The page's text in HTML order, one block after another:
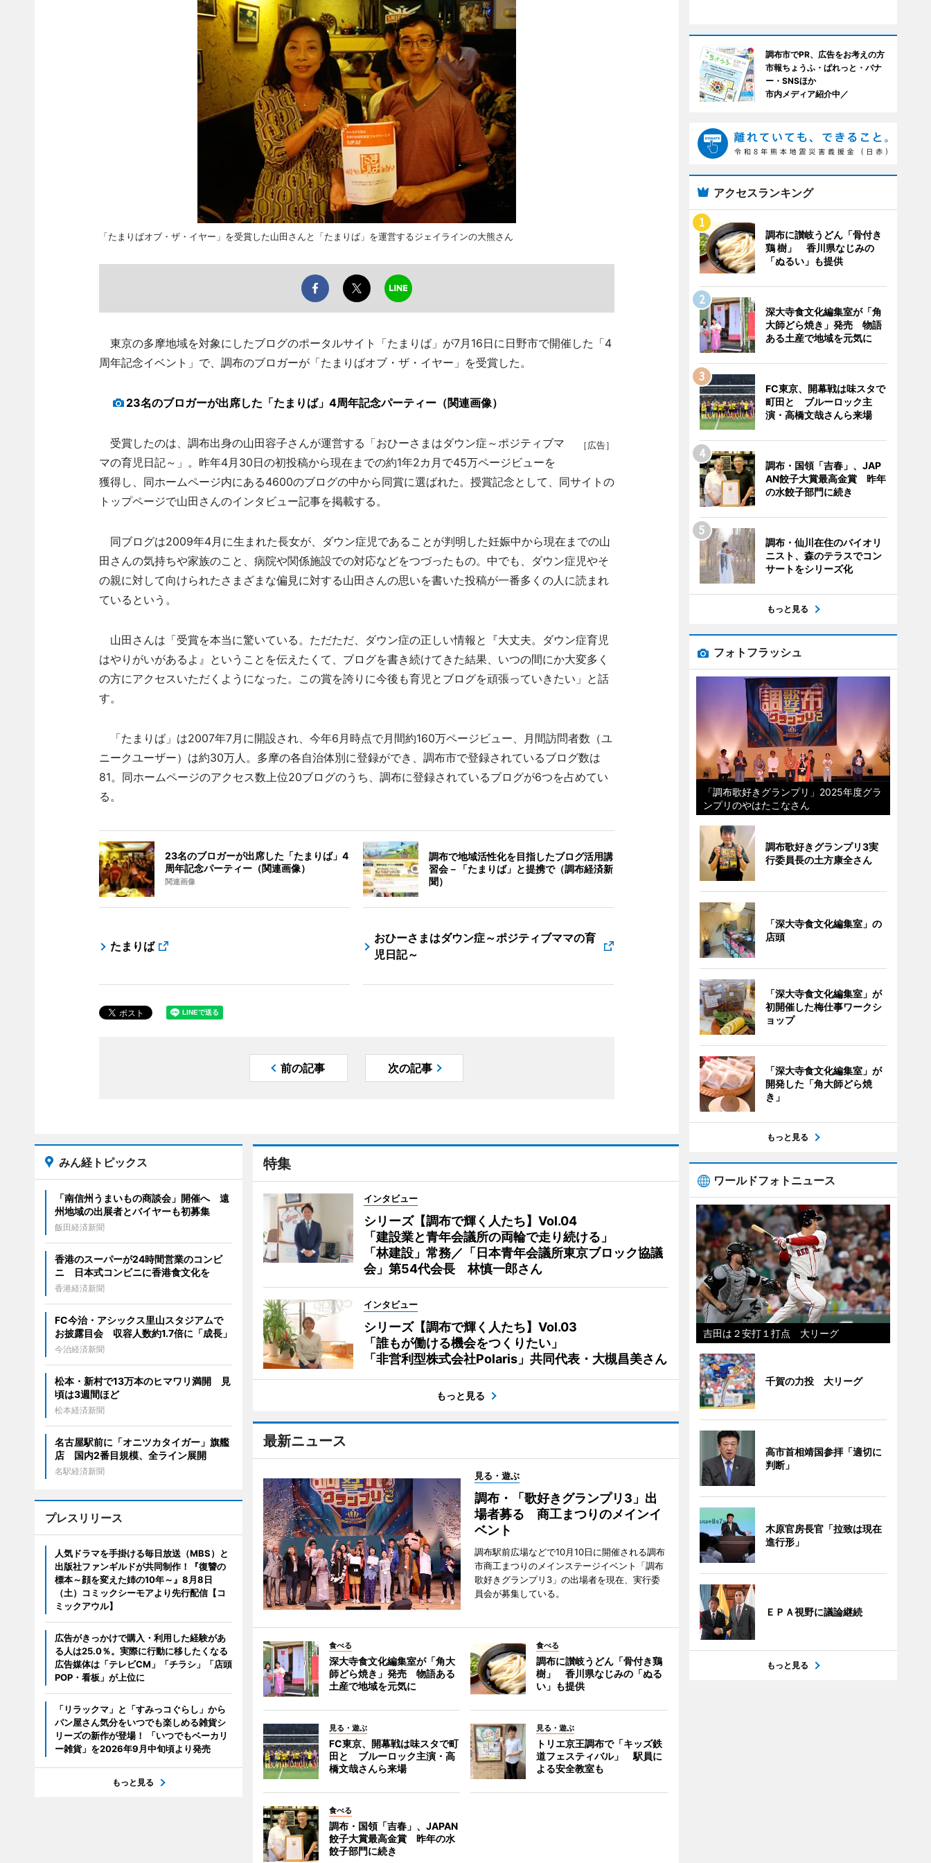
「たまりばオブ・ザ・イヤー」を受賞した山田さんと「たまりば」を運営するジェイラインの大熊さん
東京の多摩地域を対象にしたブログのポータルサイト「たまりば」が7月16日に日野市で開催した「4
周年記念イベント」で、調布のブロガーが「たまりばオブ・ザ・イヤー」を受賞した。
23名のブロガーが出席した「たまりば」4周年記念パーティー（関連画像）
［広告］
受賞したのは、調布出身の山田容子さんが運営する「おひーさまはダウン症～ポジティブマ
マの育児日記～」。昨年4月30日の初投稿から現在までの約1年2カ月で45万ページビューを
獲得し、同ホームページ内にある4600のブログの中から同賞に選ばれた。授賞記念として、同サイトの
トップページで山田さんのインタビュー記事を掲載する。
同ブログは2009年4月に生まれた長女が、ダウン症児であることが判明した妊娠中から現在までの山
田さんの気持ちや家族のこと、病院や関係施設での対応などをつづったもの。中でも、ダウン症児やそ
の親に対して向けられたさまざまな偏見に対する山田さんの思いを書いた投稿が一番多くの人に読まれ
ているという。
山田さんは「受賞を本当に驚いている。ただただ、ダウン症の正しい情報と『大丈夫。ダウン症育児
はやりがいがあるよ』ということを伝えたくて、ブログを書き続けてきた結果、いつの間にか大変多く
の方にアクセスいただくようになった。この賞を誇りに今後も育児とブログを頑張っていきたい」と話
す。
「たまりば」は2007年7月に開設され、今年6月時点で月間約160万ページビュー、月間訪問者数（ユ
ニークユーザー）は約30万人。多摩の各自治体別に登録ができ、調布市で登録されているブログ数は
81。同ホームページのアクセス数上位20ブログのうち、調布に登録されているブログが6つを占めてい
る。
23名のブロガーが出席した「たまりば」4
周年記念パーティー（関連画像）
関連画像
調布で地域活性化を目指したブログ活用講
習会－「たまりば」と提携で（調布経済新
聞）
たまりば
おひーさまはダウン症～ポジティブママの育
児日記～
前の記事 次の記事
特集
インタビュー
シリーズ【調布で輝く人たち】Vol.04
「建設業と青年会議所の両輪で走り続ける」
「林建設」常務／「日本青年会議所東京ブロック協議
会」第54代会長 林慎一郎さん
インタビュー
シリーズ【調布で輝く人たち】Vol.03
「誰もが働ける機会をつくりたい」
「非営利型株式会社Polaris」共同代表・大槻昌美さん
もっと見る
最新ニュース
見る・遊ぶ
調布・「歌好きグランプリ3」出
場者募る 商工まつりのメインイ
ベント
調布駅前広場などで10月10日に開催される調布
市商工まつりのメインステージイベント「調布
歌好きグランプリ3」の出場者を現在、実行委
員会が募集している。
食べる
深大寺食文化編集室が「角大
師どら焼き」発売 物語ある
土産で地域を元気に
食べる
調布に讃岐うどん「骨付き鶏
樹」 香川県なじみの「ぬる
い」も提供
見る・遊ぶ
FC東京、開幕戦は味スタで町
田と ブルーロック主演・高
橋文哉さんら来場
見る・遊ぶ
トリエ京王調布で「キッズ鉄
道フェスティバル」 駅員に
よる安全教室も
食べる
調布・国領「吉春」、JAPAN
餃子大賞最高金賞 昨年の水
餃子部門に続き
みん経トピックス
「南信州うまいもの商談会」開催へ 遠
州地域の出展者とバイヤーも初募集
飯田経済新聞
香港のスーパーが24時間営業のコンビ
ニ 日本式コンビニに香港食文化を
香港経済新聞
FC今治・アシックス里山スタジアムで
お披露目会 収容人数約1.7倍に「成長」
今治経済新聞
松本・新村で13万本のヒマワリ満開 見
頃は3週間ほど
松本経済新聞
名古屋駅前に「オニツカタイガー」旗艦
店 国内2番目規模、全ライン展開
名駅経済新聞
プレスリリース
人気ドラマを手掛ける毎日放送（MBS）と
出版社ファンギルドが共同制作！『復讐の
標本～顔を変えた姉の10年～』8月8日
（土）コミックシーモアより先行配信【コ
ミックアウル】
広告がきっかけで購入・利用した経験があ
る人は25.0％。実際に行動に移したくなる
広告媒体は「テレビCM」「チラシ」「店頭
POP・看板」が上位に
「リラックマ」と「すみっコぐらし」から
パン屋さん気分をいつでも楽しめる雑貨シ
リーズの新作が登場！ 「いつでもベーカリ
ー雑貨」を2026年9月中旬頃より発売
もっと見る
調布市でPR、広告をお考えの方
市報ちょうふ・ぱれっと・バナ
ー・SNSほか
市内メディア紹介中／
アクセスランキング
調布に讃岐うどん「骨付き
鶏 樹」 香川県なじみの
「ぬるい」も提供
深大寺食文化編集室が「角
大師どら焼き」発売 物語
ある土産で地域を元気に
FC東京、開幕戦は味スタで
町田と ブルーロック主
演・高橋文哉さんら来場
調布・国領「吉春」、JAP
AN餃子大賞最高金賞 昨年
の水餃子部門に続き
調布・仙川在住のバイオリ
ニスト、森のテラスでコン
サートをシリーズ化
もっと見る
フォトフラッシュ
「調布歌好きグランプリ」2025年度グラ
ンプリのやはたこなさん
調布歌好きグランプリ3実
行委員長の土方康全さん
「深大寺食文化編集室」の
店頭
「深大寺食文化編集室」が
初開催した梅仕事ワークシ
ョップ
「深大寺食文化編集室」が
開発した「角大師どら焼
き」
もっと見る
ワールドフォトニュース
吉田は２安打１打点 大リーグ
千賀の力投 大リーグ
高市首相靖国参拝「適切に
判断」
木原官房長官「拉致は現在
進行形」
ＥＰＡ視野に議論継続
もっと見る